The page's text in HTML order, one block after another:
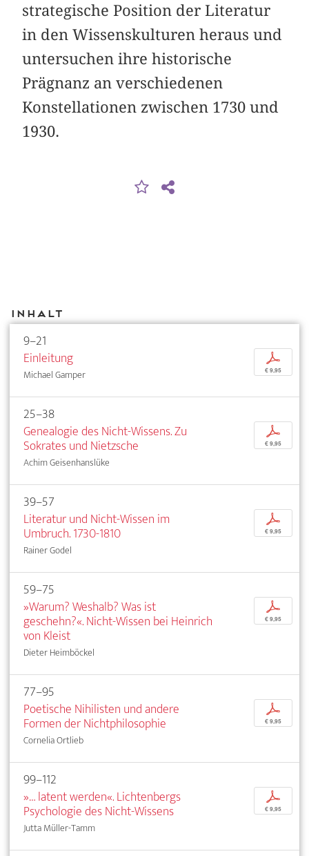
strategische Position der Literatur
in den Wissenskulturen heraus und
untersuchen ihre historische
Prägnanz an verschiedenen
Konstellationen zwischen 1730 und
1930.
Inhalt
9–21
Einleitung
Michael Gamper
p
€ 9,95
25–38
Genealogie des Nicht-Wissens. Zu
Sokrates und Nietzsche
Achim Geisenhanslüke
p
€ 9,95
39–57
Literatur und Nicht-Wissen im
Umbruch. 1730-1810
Rainer Godel
p
€ 9,95
59–75
»Warum? Weshalb? Was ist
geschehn?«. Nicht-Wissen bei Heinrich
von Kleist
Dieter Heimböckel
p
€ 9,95
77–95
Poetische Nihilisten und andere
Formen der Nichtphilosophie
Cornelia Ortlieb
p
€ 9,95
99–112
»… latent werden«. Lichtenbergs
Psychologie des Nicht-Wissens
Jutta Müller-Tamm
p
€ 9,95